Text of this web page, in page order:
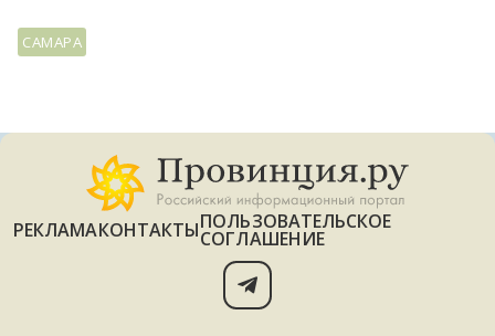
САМАРА
РЕКЛАМАКОНТАКТЫПОЛЬЗОВАТЕЛЬСКОЕ
СОГЛАШЕНИЕ